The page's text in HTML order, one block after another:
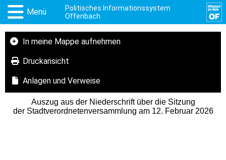
Menü
Politisches Informationssystem
Offenbach
In meine Mappe aufnehmen
Druckansicht
Anlagen und Verweise
Auszug aus der Niederschrift über die Sitzung
der Stadtverordnetenversammlung am 12. Februar 2026